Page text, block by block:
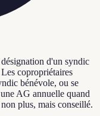
d'un syndic
copropriétaires
bénévole, ou se
AG annuelle quand
plus, mais conseillé.